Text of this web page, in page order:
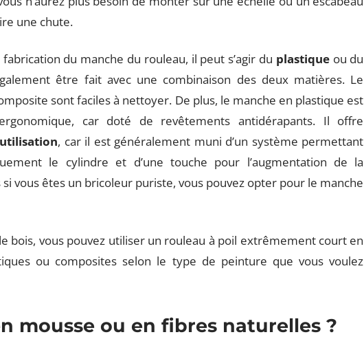
une chute.
du manche du rouleau, il peut s’agir du plastiqueou du
être fait avec une combinaison des deux matières. Le
sont faciles à nettoyer. De plus, le manche en plastique est
car doté de revêtements antidérapants. Il offre
, car il est généralement muni d’un système permettant
le cylindre et d’une touche pour l’augmentation de la
vous êtes un bricoleur puriste, vous pouvez opter pour le manche
bois, vous pouvez utiliser un rouleau à poil extrêmement court en
ou composites selon le type de peinture que vous voulez
mousse ou en fibres naturelles ?